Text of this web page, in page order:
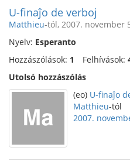
U-finaĵo de verboj
Matthieu-tól, 2007. november
Nyelv: Esperanto
Hozzászólások: 1 Felhívások:
Utolsó hozzászólás
(eo) U-finaĵo
Matthieu-tól
2007.